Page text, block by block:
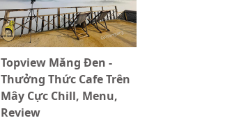
Topview Măng Đen -
Thưởng Thức Cafe Trên
Mây Cực Chill, Menu,
Review